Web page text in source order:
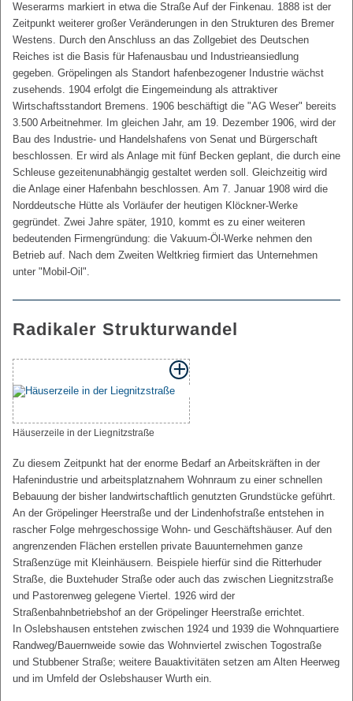
Weserarms markiert in etwa die Straße Auf der Finkenau. 1888 ist der
Zeitpunkt weiterer großer Veränderungen in den Strukturen des Bremer
Westens. Durch den Anschluss an das Zollgebiet des Deutschen
Reiches ist die Basis für Hafenausbau und Industrieansiedlung
gegeben. Gröpelingen als Standort hafenbezogener Industrie wächst
zusehends. 1904 erfolgt die Eingemeindung als attraktiver
Wirtschaftsstandort Bremens. 1906 beschäftigt die "AG Weser" bereits
3.500 Arbeitnehmer. Im gleichen Jahr, am 19. Dezember 1906, wird der
Bau des Industrie- und Handelshafens von Senat und Bürgerschaft
beschlossen. Er wird als Anlage mit fünf Becken geplant, die durch eine
Schleuse gezeitenunabhängig gestaltet werden soll. Gleichzeitig wird
die Anlage einer Hafenbahn beschlossen. Am 7. Januar 1908 wird die
Norddeutsche Hütte als Vorläufer der heutigen Klöckner-Werke
gegründet. Zwei Jahre später, 1910, kommt es zu einer weiteren
bedeutenden Firmengründung: die Vakuum-Öl-Werke nehmen den
Betrieb auf. Nach dem Zweiten Weltkrieg firmiert das Unternehmen
unter "Mobil-Oil".
Radikaler Strukturwandel
Häuserzeile in der Liegnitzstraße
Zu diesem Zeitpunkt hat der enorme Bedarf an Arbeitskräften in der
Hafenindustrie und arbeitsplatznahem Wohnraum zu einer schnellen
Bebauung der bisher landwirtschaftlich genutzten Grundstücke geführt.
An der Gröpelinger Heerstraße und der Lindenhofstraße entstehen in
rascher Folge mehrgeschossige Wohn- und Geschäftshäuser. Auf den
angrenzenden Flächen erstellen private Bauunternehmen ganze
Straßenzüge mit Kleinhäusern. Beispiele hierfür sind die Ritterhuder
Straße, die Buxtehuder Straße oder auch das zwischen Liegnitzstraße
und Pastorenweg gelegene Viertel. 1926 wird der
Straßenbahnbetriebshof an der Gröpelinger Heerstraße errichtet.
In Oslebshausen entstehen zwischen 1924 und 1939 die Wohnquartiere
Randweg/Bauernweide sowie das Wohnviertel zwischen Togostraße
und Stubbener Straße; weitere Bauaktivitäten setzen am Alten Heerweg
und im Umfeld der Oslebshauser Wurth ein.